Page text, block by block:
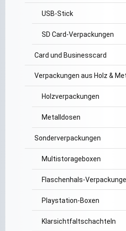
USB-Stick
SD Card-Verpackungen
Card und Businesscard
Verpackungen aus Holz &
Holzverpackungen
Metalldosen
Sonderverpackungen
Multistorageboxen
Flaschenhals-
Playstation-Boxen
Klarsichtfaltschachteln